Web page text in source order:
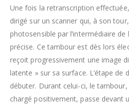
Une fois la retranscription
dirigé sur un scanner qui, à son
photosensible par l’intermédiaire
précise. Ce tambour est dès lors
reçoit progressivement une image
latente » sur sa surface. L’étape de
débuter. Durant celui-ci, le tambour,
chargé positivement, passe devant